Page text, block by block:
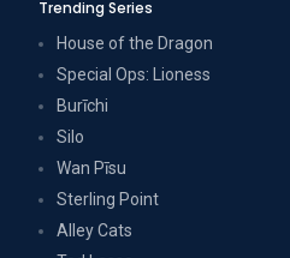
Trending Series
House of the Dragon
Special Ops: Lioness
Burīchi
Silo
Wan Pīsu
Sterling Point
Alley Cats